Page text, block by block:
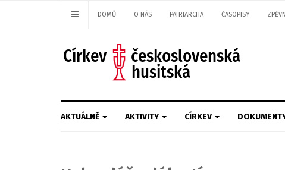
DOMŮ O NÁS PATRIARCHA ČASOPISY
AKTUÁLNĚ AKTIVITY CÍRKEV